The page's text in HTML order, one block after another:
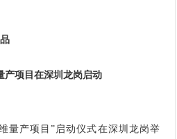
产项目在深圳龙岗启动
产项目”启动仪式在深圳龙岗举